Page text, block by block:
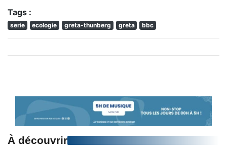
Tags :
serie ecologie greta-thunberg greta bbc
À découvrir